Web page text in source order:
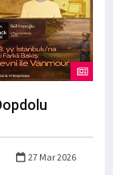
27 Mar 2026